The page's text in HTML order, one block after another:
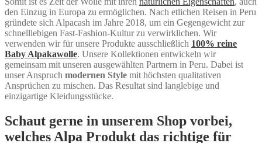
den Einzug in Europa zu ermöglichen. Nach etlichen Reisen in Peru
gründete sich Alpacash im Jahre 2018, um ein Gegengewicht zur
schnelllebigen Fast-Fashion-Kultur zu verwirklichen. Wir
verwenden wir für unsere Produkte ausschließlich 100% reine
Baby Alpakawolle. Unsere Kollektionen entwickeln wir
gemeinsam mit unseren ausgewählten Partnern in Peru. Dabei ist
unser Anspruch modernen Style mit höchsten qualitativen
Ansprüchen zu mischen. Das Resultat sind langlebige und
einzigartige Kleidungsstücke.
Schaut gerne in unserem Shop vorbei,
welches Alpa Produkt das richtige für